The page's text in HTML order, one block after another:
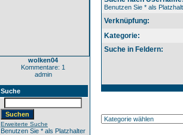
wolken04
Kommentare: 1
admin
Suche
Erweiterte Suche
Benutzen Sie * als Platzhalter
Benutzen Sie * als
Verknüpfung:
Kategorie:
Suche in Feldern: